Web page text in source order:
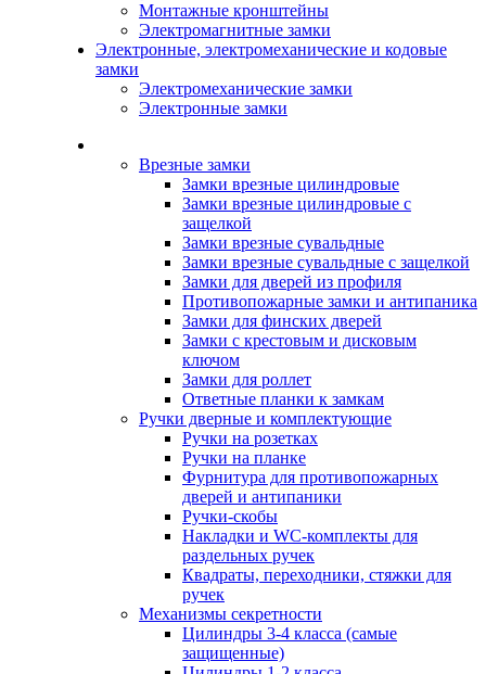
Монтажные кронштейны
Электромагнитные замки
Электронные, электромеханические и кодовые
замки
Электромеханические замки
Электронные замки
Врезные замки
Замки врезные цилиндровые
Замки врезные цилиндровые с
защелкой
Замки врезные сувальдные
Замки врезные сувальдные с защелкой
Замки для дверей из профиля
Противопожарные замки и антипаника
Замки для финских дверей
Замки с крестовым и дисковым
ключом
Замки для роллет
Ответные планки к замкам
Ручки дверные и комплектующие
Ручки на розетках
Ручки на планке
Фурнитура для противопожарных
дверей и антипаники
Ручки-скобы
Накладки и WC-комплекты для
раздельных ручек
Квадраты, переходники, стяжки для
ручек
Механизмы секретности
Цилиндры 3-4 класса (самые
защищенные)